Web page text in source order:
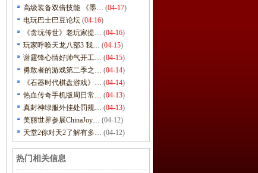
高级装备双倍技能 《墨… (04-17)
电玩巴士巴豆论坛 (04-16)
《贪玩传世》老玩家提… (04-16)
玩家呼唤天龙八部3 我… (04-15)
谢霆锋心情好帅气开工… (04-15)
勇敢者的游戏第二季之… (04-14)
《石器时代棋盘游戏》… (04-14)
热血传奇手机版周日常… (04-13)
真封神绿服外挂处罚规… (04-13)
美丽世界参展ChinaJoy… (04-12)
天堂2你对天2了解有多… (04-12)
热门相关信息